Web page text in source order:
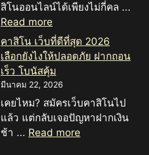
สิโนออนไลน์ได้เพียงไม่กี่คล ...
Read more
คาสิโน เว็บที่ดีที่สุด 2026
เลือกยังไงให้ปลอดภัย ฝากถอน
เร็ว โบนัสคุ้ม
มีนาคม 22, 2026
เคยไหม? สมัครเว็บคาสิโนไป
แล้ว แต่กลับเจอปัญหาฝากเงิน
ช้า ... Read more